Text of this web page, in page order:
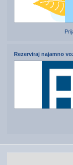
Rezerviraj najamno